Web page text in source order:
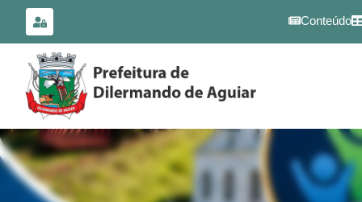
conteúdo
Conteúdo